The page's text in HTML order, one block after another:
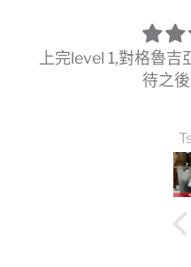
上完level 1,對格魯
待之